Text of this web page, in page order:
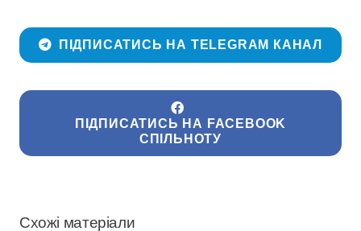
ПІДПИСАТИСЬ НА TELEGRAM КАНАЛ
ПІДПИСАТИСЬ НА FACEBOOK
СПІЛЬНОТУ
Схожі матеріали